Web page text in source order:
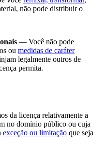
não pode distribuir o
— Você não pode
ou medidas de caráter
legalmente outros de
permita.
da licença relativamente a
no domínio público ou cuja
exceção ou limitação que seja